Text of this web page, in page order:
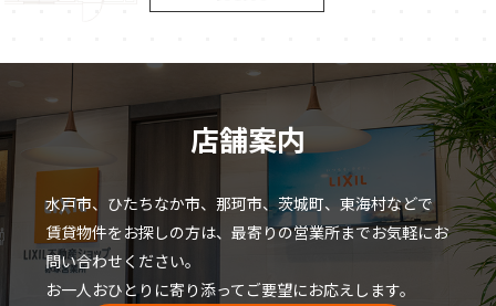
店舗案内
水戸市、ひたちなか市、那珂市、茨城町、東海村などで
賃貸物件をお探しの方は、最寄りの営業所までお気軽にお
問い合わせください。
お一人おひとりに寄り添ってご要望にお応えします。